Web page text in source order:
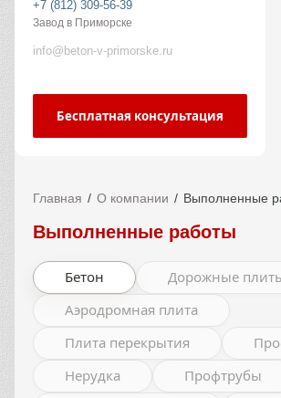
+7 (812) 309-56-39
Завод в Приморске
info@beton-v-primorske.ru
Бесплатная консультация
Главная О компании Выполненные
Выполненные работы
Бетон
Дорожные
Аэродромная плита
Плита перекрытия
Нерудка
Профтрубы